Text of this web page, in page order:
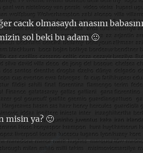
cacık olmasaydı anasını
sol beki bu adam 🙂
misin ya? 🙂